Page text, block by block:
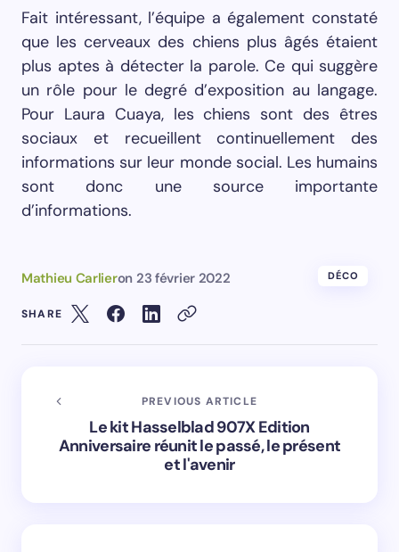
Fait intéressant, l’équipe a également constaté
que les cerveaux des chiens plus âgés étaient
plus aptes à détecter la parole. Ce qui suggère
un rôle pour le degré d’exposition au langage.
Pour Laura Cuaya, les chiens sont des êtres
sociaux et recueillent continuellement des
informations sur leur monde social. Les humains
sont donc une source importante
d’informations.
Mathieu Carlieron 23 février 2022 DÉCO
SHARE
PREVIOUS ARTICLE
Le kit Hasselblad 907X Edition
Anniversaire réunit le passé, le présent
et l'avenir